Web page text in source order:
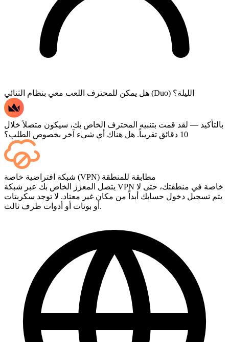
هل يمكن للمحترف اللعب معي بنظام الثنائي (Duo) الليلة؟
بالتأكيد — لقد قمت بتنبيه المحترف الخاص بك، سيكون متصلاً خلال
10 دقائق تقريباً. هل هناك أي شيء آخر بخصوص الطلب؟
نعم، تظهر كل مباراة في لوحة التحكم الخاصة بك فور انتهائها، وإذا
كنت ترغب في مشاهدة المباريات نفسها، أضف خدمة البث
(Streaming) عند إتمام الدفع.
شبكة افتراضية خاصة (VPN) مطابقة للمنطقة
يتصل المعزز الخاص بك عبر شبكة VPN خاصة في منطقتك، حتى لا
يتم تسجيل دخول حسابك أبداً من مكان غير معتاد. لا توجد سكربتات
أو بوتات أو أدوات طرف ثالث.